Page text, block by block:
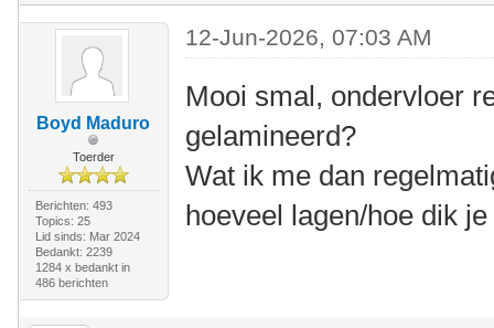
Boyd Maduro
Toerder
Berichten: 493
Topics: 25
Lid sinds: Mar 2024
Bedankt: 2239
1284 x bedankt in
486 berichten
12-Jun-2026, 07:03 AM
Mooi smal, ondervloer
gelamineerd?
Wat ik me dan
hoeveel lagen/hoe dik